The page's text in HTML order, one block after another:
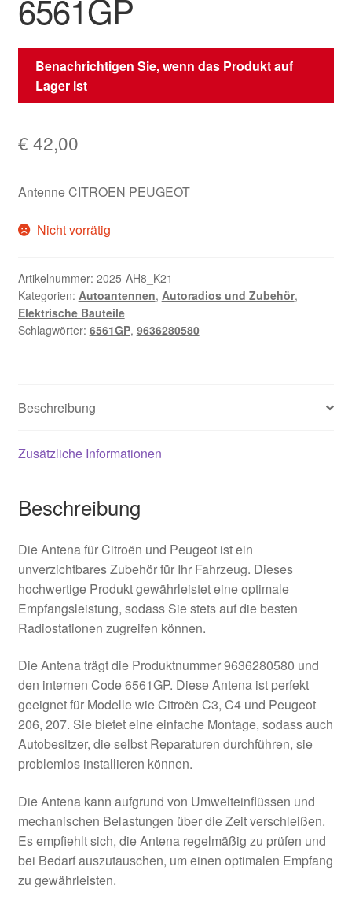
6561GP
Benachrichtigen Sie, wenn das Produkt auf
Lager ist
€ 42,00
Antenne CITROEN PEUGEOT
Nicht vorrätig
Artikelnummer: 2025-AH8_K21
Kategorien: Autoantennen, Autoradios und Zubehör,
Elektrische Bauteile
Schlagwörter: 6561GP, 9636280580
Beschreibung
Zusätzliche Informationen
Beschreibung
Die Antena für Citroën und Peugeot ist ein
unverzichtbares Zubehör für Ihr Fahrzeug. Dieses
hochwertige Produkt gewährleistet eine optimale
Empfangsleistung, sodass Sie stets auf die besten
Radiostationen zugreifen können.
Die Antena trägt die Produktnummer 9636280580 und
den internen Code 6561GP. Diese Antena ist perfekt
geeignet für Modelle wie Citroën C3, C4 und Peugeot
206, 207. Sie bietet eine einfache Montage, sodass auch
Autobesitzer, die selbst Reparaturen durchführen, sie
problemlos installieren können.
Die Antena kann aufgrund von Umwelteinflüssen und
mechanischen Belastungen über die Zeit verschleißen.
Es empfiehlt sich, die Antena regelmäßig zu prüfen und
bei Bedarf auszutauschen, um einen optimalen Empfang
zu gewährleisten.